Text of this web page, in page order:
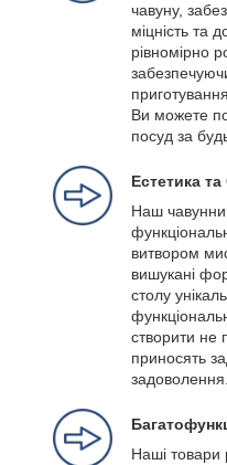
чавуну,
міцність та
рівномірно
Ви можете
посуд за
Естетика
Наш
витвором
вишукані
столу
створити не
приносять
задоволення.
Наші товари